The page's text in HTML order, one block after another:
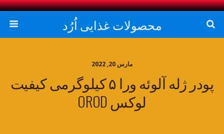
محصولات غذایی اُرُد
مارس 20, 2022
پودر ژله آلوئه ورا ۵ کیلوگرمی کیفیت
لوکس OROD